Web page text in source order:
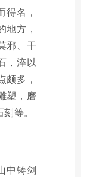
得名，
地方，
邪、干
，淬以
颇多，
塑，磨
等。
中铸剑